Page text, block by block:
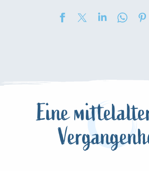
Eine